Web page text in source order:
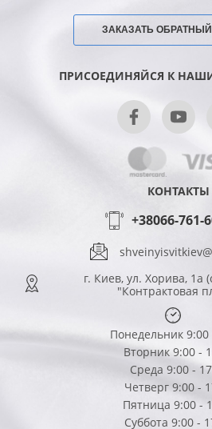
ЗАКАЗАТЬ
ПРИСОЕДИНЯЙСЯ К
КОНТАКТЫ
+38066-761-
г. Киев, ул. Хорива, 1а
"Контрактовая
Понедельник 9:00
Вторник 9:00 -
Среда 9:00 -
Четверг 9:00 -
Пятница 9:00 -
Суббота 9:00 -